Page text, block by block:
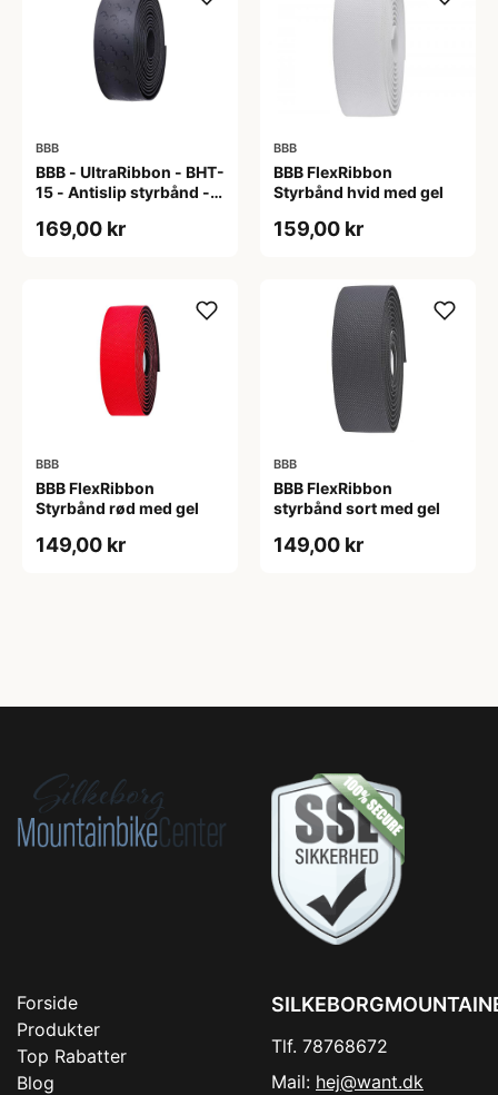
BBB
BBB - UltraRibbon - BHT-
15 - Antislip styrbånd -
169,00 kr
BBB
BBB FlexRibbon
Styrbånd hvid med gel
159,00 kr
BBB
BBB FlexRibbon
Styrbånd rød med gel
149,00 kr
BBB
BBB FlexRibbon
styrbånd sort med gel
149,00 kr
Forside
Produkter
Top Rabatter
Blog
Tlf. 78768672
Mail: hej@want.dk